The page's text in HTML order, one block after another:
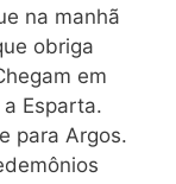
na manhã
obriga
em
Esparta.
para Argos.